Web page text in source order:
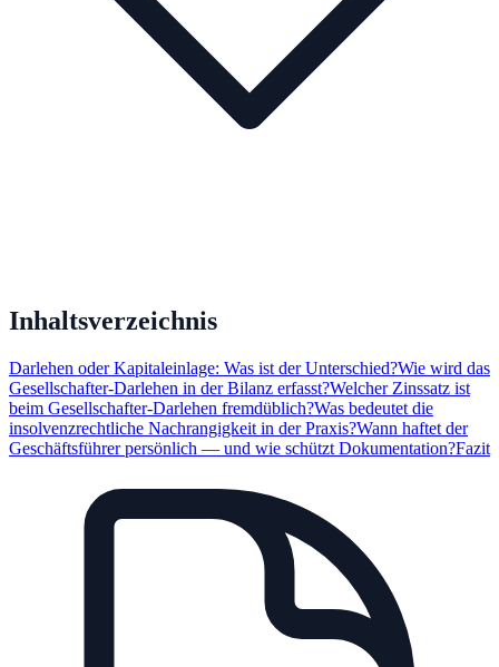
Inhaltsverzeichnis
Darlehen oder Kapitaleinlage: Was ist der Unterschied?Wie wird das
Gesellschafter-Darlehen in der Bilanz erfasst?Welcher Zinssatz ist
beim Gesellschafter-Darlehen fremdüblich?Was bedeutet die
insolvenzrechtliche Nachrangigkeit in der Praxis?Wann haftet der
Geschäftsführer persönlich — und wie schützt Dokumentation?Fazit